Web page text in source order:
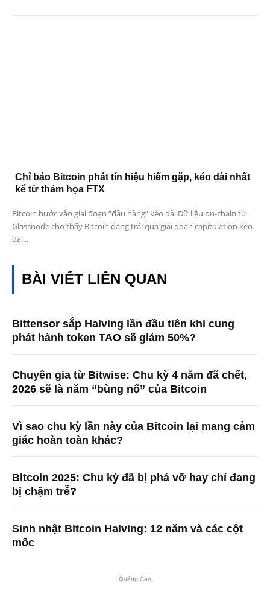
Chỉ báo Bitcoin phát tín hiệu hiếm gặp, kéo dài nhất
kể từ thảm họa FTX
Bitcoin bước vào giai đoạn “đầu hàng” kéo dài Dữ liệu on-chain từ
Glassnode cho thấy Bitcoin đang trải qua giai đoạn capitulation kéo
dài...
BÀI VIẾT LIÊN QUAN
Bittensor sắp Halving lần đầu tiên khi cung
phát hành token TAO sẽ giảm 50%?
Chuyên gia từ Bitwise: Chu kỳ 4 năm đã chết,
2026 sẽ là năm “bùng nổ” của Bitcoin
Vì sao chu kỳ lần này của Bitcoin lại mang cảm
giác hoàn toàn khác?
Bitcoin 2025: Chu kỳ đã bị phá vỡ hay chỉ đang
bị chậm trễ?
Sinh nhật Bitcoin Halving: 12 năm và các cột
mốc
Quảng Cáo